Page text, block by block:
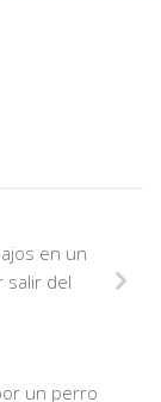
en un
salir del
un perro